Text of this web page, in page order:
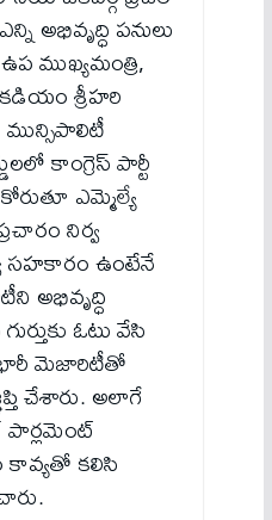
అభివృద్ధి పనులు
ముఖ్యమంత్రి,
శ్రీహరి
కాంగ్రెస్ పార్టీ
ఎమ్మెల్యే
నిర్వ
సహకారం ఉంటేనే
అభివృద్ధి
ఓటు వేసి
భారీ మెజారిటీతో
చేశారు. అలాగే
పార్లమెంట్
కావ్యతో కలిసి